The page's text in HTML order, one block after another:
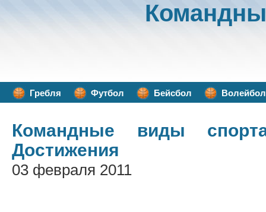
Гребля Футбол Бейсбол Волейбол
Командные виды
Достижения
03 февраля 2011